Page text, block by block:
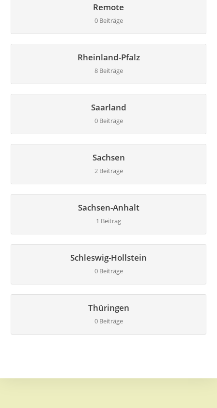
Remote
0 Beiträge
Rheinland-Pfalz
8 Beiträge
Saarland
0 Beiträge
Sachsen
2 Beiträge
Sachsen-Anhalt
1 Beitrag
Schleswig-Hollstein
0 Beiträge
Thüringen
0 Beiträge